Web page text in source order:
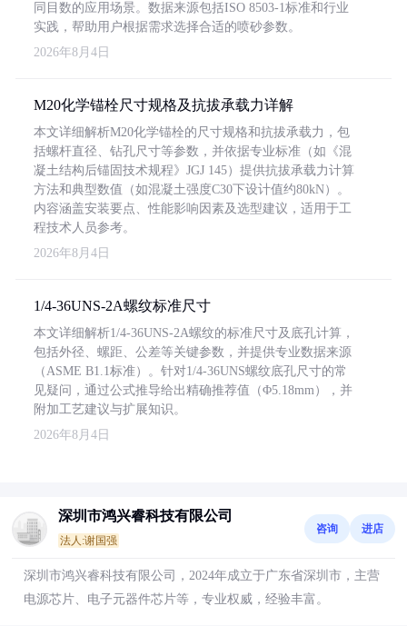
同目数的应用场景。数据来源包括ISO 8503-1标准和行业
实践，帮助用户根据需求选择合适的喷砂参数。
2026年8月4日
M20化学锚栓尺寸规格及抗拔承载力详解
本文详细解析M20化学锚栓的尺寸规格和抗拔承载力，包
括螺杆直径、钻孔尺寸等参数，并依据专业标准（如《混
凝土结构后锚固技术规程》JGJ 145）提供抗拔承载力计算
方法和典型数值（如混凝土强度C30下设计值约80kN）。
内容涵盖安装要点、性能影响因素及选型建议，适用于工
程技术人员参考。
2026年8月4日
1/4-36UNS-2A螺纹标准尺寸
本文详细解析1/4-36UNS-2A螺纹的标准尺寸及底孔计算，
包括外径、螺距、公差等关键参数，并提供专业数据来源
（ASME B1.1标准）。针对1/4-36UNS螺纹底孔尺寸的常
见疑问，通过公式推导给出精确推荐值（Φ5.18mm），并
附加工艺建议与扩展知识。
2026年8月4日
深圳市鸿兴睿科技有限公司
法人:谢国强
咨询 进店
深圳市鸿兴睿科技有限公司，2024年成立于广东省深圳市，主营
电源芯片、电子元器件芯片等，专业权威，经验丰富。